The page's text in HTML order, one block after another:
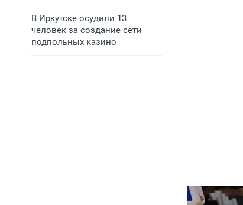
В Иркутске осудили 13
человек за создание сети
подпольных казино